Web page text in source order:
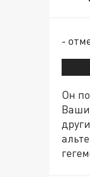
-
Он